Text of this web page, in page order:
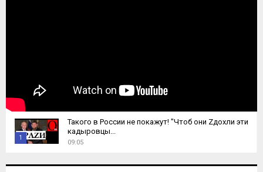
1
h
Такого в России не покажут! "Чтоб они Zдохли эти
кадыровцы...
09:05